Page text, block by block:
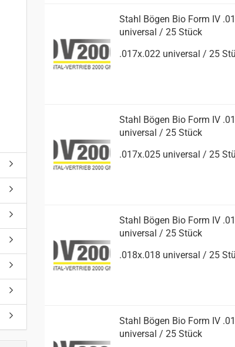
Stahl Bögen Bio Form IV
uni­ver­sal / 25 Stück
.017x.022 uni­ver­sal / 25
Stahl Bögen Bio Form IV
uni­ver­sal / 25 Stück
.017x.025 uni­ver­sal / 25
Stahl Bögen Bio Form IV
uni­ver­sal / 25 Stück
.018x.018 uni­ver­sal / 25
Stahl Bögen Bio Form IV
uni­ver­sal / 25 Stück